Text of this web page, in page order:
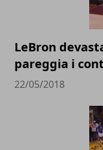
LeBron
pareggia i
22/05/2018